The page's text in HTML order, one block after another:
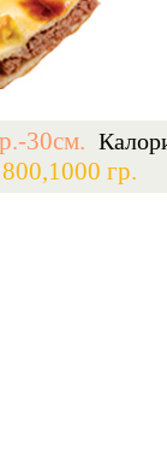
30см.
800,1000 гр.